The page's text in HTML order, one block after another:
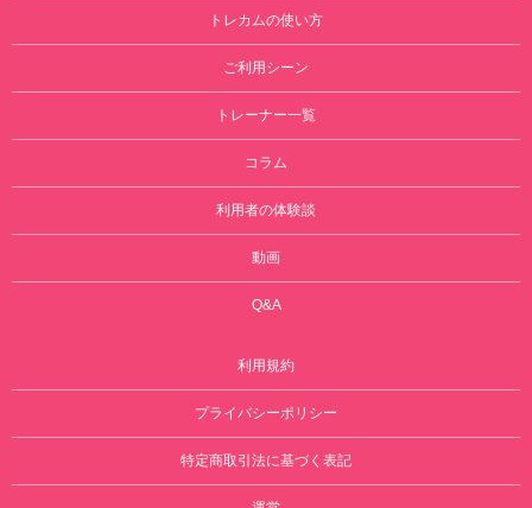
トレカムの使い方
ご利用シーン
トレーナー一覧
コラム
利用者の体験談
動画
Q&A
利用規約
プライバシーポリシー
特定商取引法に基づく表記